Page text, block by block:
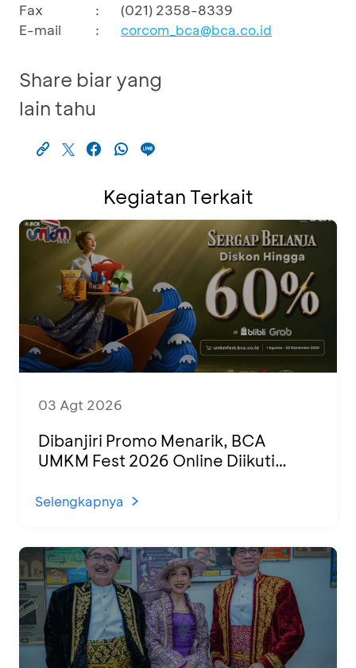
Fax
:
(021) 2358-8339
E-mail
: corcom_bca@bca.co.id
Share biar yang
lain tahu
Kegiatan Terkait
03 Agt 2026
Dibanjiri Promo Menarik, BCA
UMKM Fest 2026 Online Diikuti
Selengkapnya